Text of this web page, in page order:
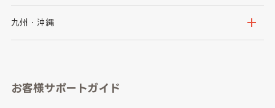
山梨県
愛知県
京都府
和歌山県
鳥取県
山口県
九州・沖縄
長崎県
お客様サポートガイド